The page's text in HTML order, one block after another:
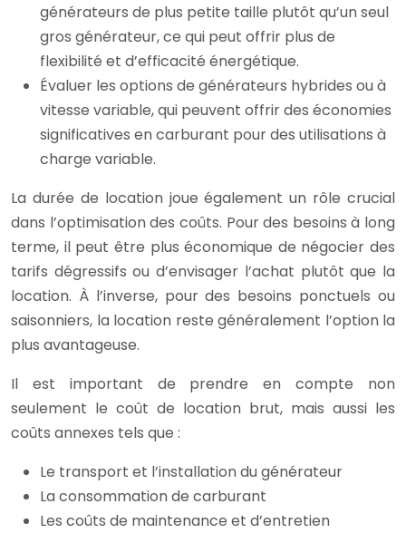
générateurs de plus petite taille plutôt qu’un seul
gros générateur, ce qui peut offrir plus de
flexibilité et d’efficacité énergétique.
Évaluer les options de générateurs hybrides ou à
vitesse variable, qui peuvent offrir des économies
significatives en carburant pour des utilisations à
charge variable.
La durée de location joue également un rôle crucial
dans l’optimisation des coûts. Pour des besoins à long
terme, il peut être plus économique de négocier des
tarifs dégressifs ou d’envisager l’achat plutôt que la
location. À l’inverse, pour des besoins ponctuels ou
saisonniers, la location reste généralement l’option la
plus avantageuse.
Il est important de prendre en compte non
seulement le coût de location brut, mais aussi les
coûts annexes tels que :
Le transport et l’installation du générateur
La consommation de carburant
Les coûts de maintenance et d’entretien